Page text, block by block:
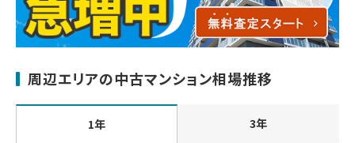
周辺エリアの中古マンション相場推移
1年 3年